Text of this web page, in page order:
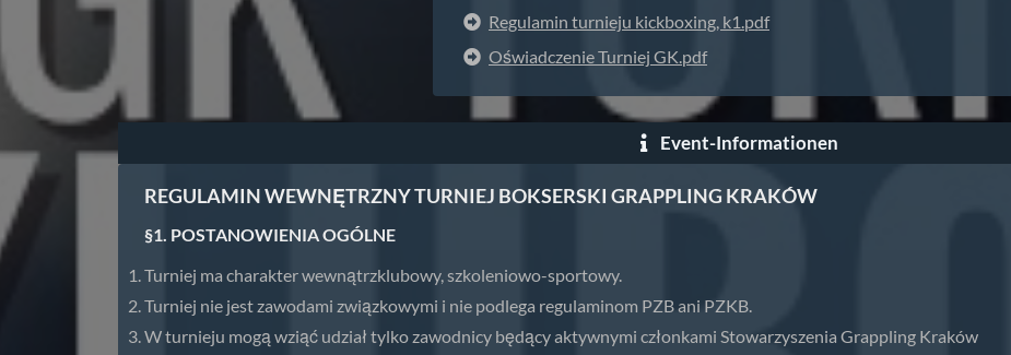
Regulamin turnieju kickboxing, k1.pdf
Oświadczenie Turniej GK.pdf
Event-Informationen
REGULAMIN WEWNĘTRZNY TURNIEJ BOKSERSKI GRAPPLING KRAKÓW
§1. POSTANOWIENIA OGÓLNE
Turniej ma charakter wewnątrzklubowy, szkoleniowo-sportowy.
Turniej nie jest zawodami związkowymi i nie podlega regulaminom PZB ani PZKB.
W turnieju mogą wziąć udział tylko zawodnicy będący aktywnymi członkami Stowarzyszenia Grappling Kraków